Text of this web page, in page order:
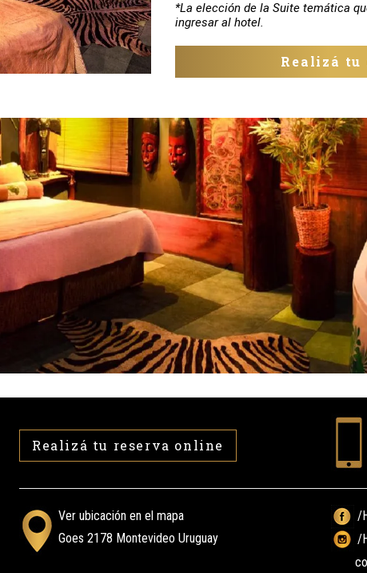
*La elección de la Suite temática
ingresar al hotel.
Realizá tu
Realizá tu reserva online
Ver ubicación en el mapa
Goes 2178 Montevideo Uruguay
/
/